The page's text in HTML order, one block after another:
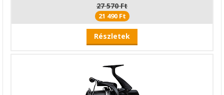
27 570 Ft
21 490 Ft
Részletek